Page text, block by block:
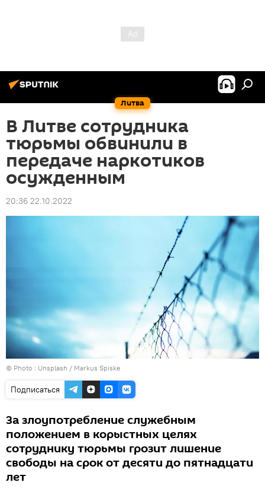
Литва
В Литве сотрудника
тюрьмы обвинили в
передаче наркотиков
осужденным
20:36 22.10.2022
© Photo : Unsplash / Markus Spiske
Подписаться
За злоупотребление служебным
положением в корыстных целях
сотруднику тюрьмы грозит лишение
свободы на срок от десяти до пятнадцати
лет